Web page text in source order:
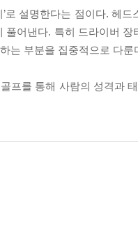
로 설명한다는 점이다. 헤
어낸다. 특히 드라이버
는 부분을 집중적으로 다룬
프를 통해 사람의 성격과